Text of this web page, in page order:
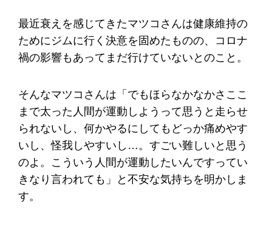
最近衰えを感じてきたマツコさんは健康維持の
ためにジムに行く決意を固めたものの、コロナ
禍の影響もあってまだ行けていないとのこと。
そんなマツコさんは「でもほらなかなかさここ
まで太った人間が運動しようって思うと走らせ
られないし、何かやるにしてもどっか痛めやす
いし、怪我しやすいし…。すごい難しいと思う
のよ。こういう人間が運動したいんですってい
きなり言われても」と不安な気持ちを明かしま
す。